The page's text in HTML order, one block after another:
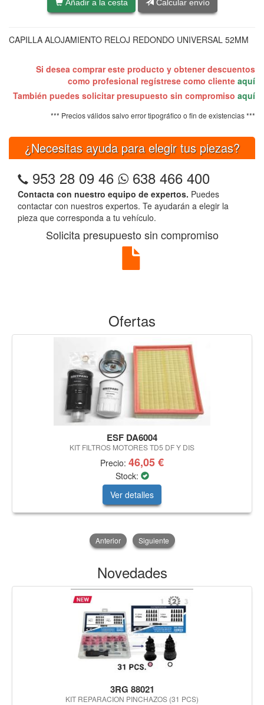
Añadir a la cesta Calcular envío
CAPILLA ALOJAMIENTO RELOJ REDONDO UNIVERSAL 52MM
Si desea comprar este producto y obtener descuentos
como profesional regístrese como cliente aquí
También puedes solicitar presupuesto sin compromiso aquí
*** Precios válidos salvo error tipográfico o fin de existencias ***
¿Necesitas ayuda para elegir tus piezas?
953 28 09 46 638 466 400
Contacta con nuestro equipo de expertos. Puedes
contactar con nuestros expertos. Te ayudarán a elegir la
pieza que corresponda a tu vehículo.
Solicita presupuesto sin compromiso
Ofertas
ESF DA6004
KIT FILTROS MOTORES TD5 DF Y DIS
Precio: 46,05 €
Stock:
Ver detalles
Anterior Siguiente
Novedades
3RG 88021
KIT REPARACION PINCHAZOS (31 PCS)